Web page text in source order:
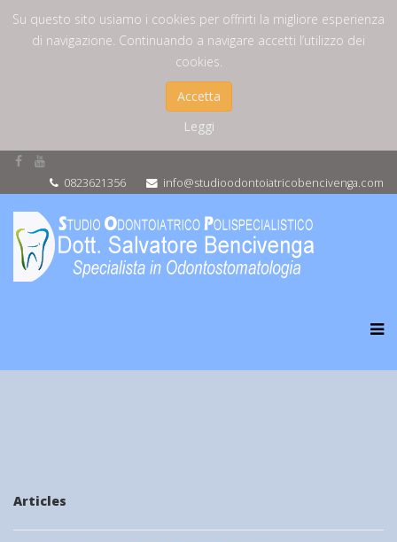
Su questo sito usiamo i cookies per offrirti la migliore esperienza
di navigazione. Continuando a navigare accetti l’utilizzo dei
cookies.
Accetta
Leggi
0823621356 info@studioodontoiatricobencivenga.com
Articles